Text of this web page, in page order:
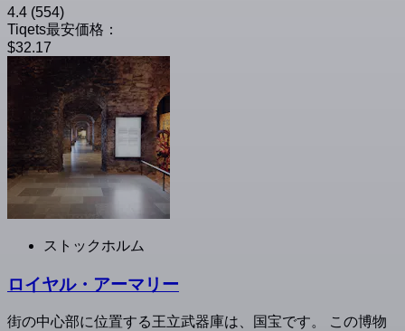
4.4 (554)
Tiqets最安価格：
$32.17
ストックホルム
ロイヤル・アーマリー
街の中心部に位置する王立武器庫は、国宝です。 この博物